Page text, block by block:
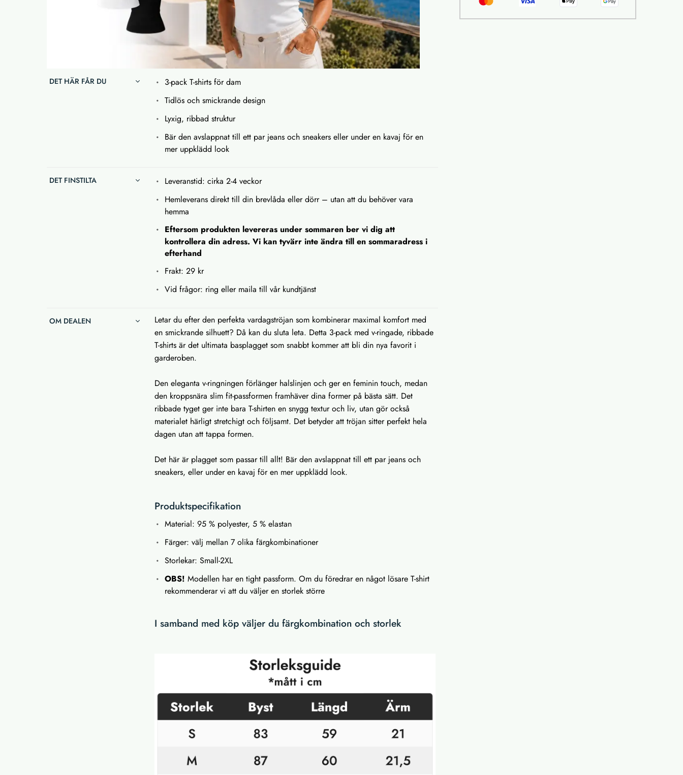
DET HÄR FÅR DU
3-pack T-shirts för dam
Tidlös och smickrande design
Lyxig, ribbad struktur
Bär den avslappnat till ett par jeans och sneakers eller under en kavaj för en
mer uppklädd look
DET FINSTILTA
Leveranstid: cirka 2-4 veckor
Hemleverans direkt till din brevlåda eller dörr – utan att du behöver vara
hemma
Eftersom produkten levereras under sommaren ber vi dig att
kontrollera din adress. Vi kan tyvärr inte ändra till en sommaradress i
efterhand
Frakt: 29 kr
Vid frågor: ring eller maila till vår kundtjänst
OM DEALEN
Letar du efter den perfekta vardagströjan som kombinerar maximal komfort med
en smickrande silhuett? Då kan du sluta leta. Detta 3-pack med v-ringade, ribbade
T-shirts är det ultimata basplagget som snabbt kommer att bli din nya favorit i
garderoben.
Den eleganta v-ringningen förlänger halslinjen och ger en feminin touch, medan
den kroppsnära slim fit-passformen framhäver dina former på bästa sätt. Det
ribbade tyget ger inte bara T-shirten en snygg textur och liv, utan gör också
materialet härligt stretchigt och följsamt. Det betyder att tröjan sitter perfekt hela
dagen utan att tappa formen.
Det här är plagget som passar till allt! Bär den avslappnat till ett par jeans och
sneakers, eller under en kavaj för en mer uppklädd look.
Produktspecifikation
Material: 95 % polyester, 5 % elastan
Färger: välj mellan 7 olika färgkombinationer
Storlekar: Small-2XL
OBS! Modellen har en tight passform. Om du föredrar en något lösare T-shirt
rekommenderar vi att du väljer en storlek större
I samband med köp väljer du färgkombination och storlek